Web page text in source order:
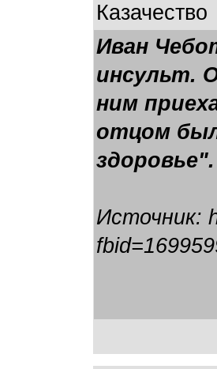
Казачество
Иван
инсульт.
ним
отцом
здоровье".
Источник: